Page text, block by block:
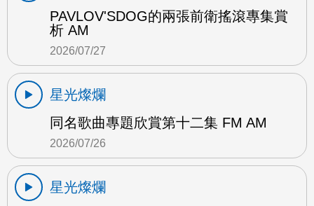
PAVLOV'SDOG的兩張前衛搖滾專集賞
析 AM
2026/07/27
星光燦爛
同名歌曲專題欣賞第十二集 FM AM
2026/07/26
星光燦爛